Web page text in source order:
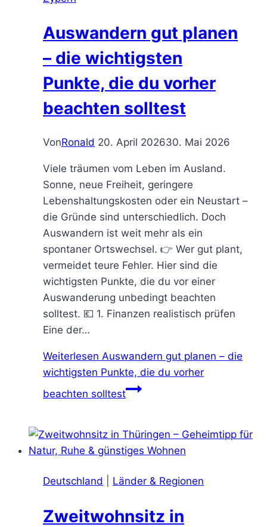
Auswandern gut planen
– die wichtigsten
Punkte, die du vorher
beachten solltest
VonRonald 20. April 202630. Mai 2026
Viele träumen vom Leben im Ausland.
Sonne, neue Freiheit, geringere
Lebenshaltungskosten oder ein Neustart –
die Gründe sind unterschiedlich. Doch
Auswandern ist weit mehr als ein
spontaner Ortswechsel. 👉 Wer gut plant,
vermeidet teure Fehler. Hier sind die
wichtigsten Punkte, die du vor einer
Auswanderung unbedingt beachten
solltest. 💶 1. Finanzen realistisch prüfen
Eine der…
Weiterlesen Auswandern gut planen – die
wichtigsten Punkte, die du vorher
beachten solltest
Deutschland Länder & Regionen
Zweitwohnsitz in